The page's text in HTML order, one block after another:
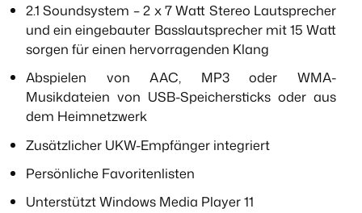
2.1 Soundsystem – 2 x 7 Watt Stereo Lautsprecher
und ein eingebauter Basslautsprecher mit 15 Watt
sorgen für einen hervorragenden Klang
Abspielen von AAC, MP3 oder WMA-
Musikdateien von USB-Speichersticks oder aus
dem Heimnetzwerk
Zusätzlicher UKW-Empfänger integriert
Persönliche Favoritenlisten
Unterstützt Windows Media Player 11